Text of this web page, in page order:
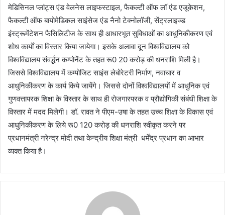
मेडिसिनल प्लांट्स एंड वेलनेस लाइफस्टाइल, फैकल्टी ऑफ लॉ एंड एजूकेशन,
फैकल्टी ऑफ बायोमेडिकल साइंसेज एंड नैनो टेक्नोलॉजी, सेंट्रलाइज्ड
इंस्ट्रूमेंटेशन फैसिलिटीज के साथ ही आधारभूत सुविधाओं का आधुनिकीकरण एवं
शोध कार्यों का विस्तार किया जायेगा। इसके अलावा दून विश्वविद्यालय को
विश्वविद्यालय संवर्द्धन कम्पोनेंट के तहत रू0 20 करोड़ की धनराशि मिली है।
जिससे विश्वविद्यालय में कम्पोजिट साइंस लेबोरेटरी निर्माण, नवाचार व
आधुनिकीकरण के कार्य किये जायेंगे। जिससे दोनों विश्वविद्यालयों में आधुनिक एवं
गुणवत्तापरक शिक्षा के विस्तार के साथ ही रोजगारपरक व प्रौद्योगिकी संबंधी शिक्षा के
विस्तार में मदद मिलेगी। डॉ. रावत ने पीएम-उषा के तहत उच्च शिक्षा के विकास एवं
आधुनिकीकरण के लिये रू0 120 करोड़ की धनराशि स्वीकृत करने पर
प्रधानमंत्री नरेन्द्र मोदी तथा केन्द्रीय शिक्षा मंत्री धर्मेंद्र प्रधान का आभार
व्यक्त किया है।